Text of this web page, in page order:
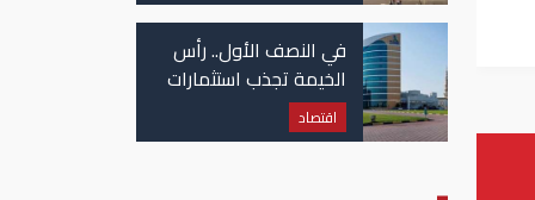
في النصف الأول.. رأس
الخيمة تجذب استثمارات
تتجاوز 771 مليون درهم
اقتصاد